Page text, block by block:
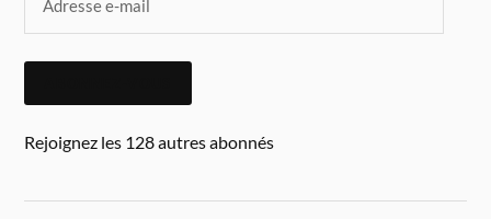
Rejoignez les 128 autres abonnés